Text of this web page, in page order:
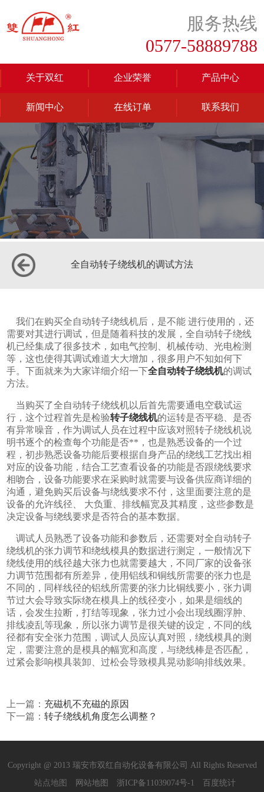
服务热线
0577-58889788
关于双红 企业荣誉 产品中心
新闻中心 在线订单 联系我们
全自动转子绕线机的调试方法
我们在购买全自动转子绕线机后，是不能 进行使用的，还
需要对其进行调试，但是随着科技的发展，全自动转子绕线
机已经集成了很多技术，如电气控制、机械传动、光电检测
等，这也使得其调试难道大大增加，很多用户不知如何下
手。下面就来为大家详细介绍一下全自动转子绕线机的调试
方法。
当购买了全自动转子绕线机以后首先需要通电空载试运
行，这个过程首先是检验转子绕线机的运转是否平稳、是否
有异常噪音，作为调试人员在过程中应该对照转子绕线机说
明书逐个的检查每个功能是否**，也是熟悉设备的一个过
程，初步熟悉设备功能后要根据自身产品的绕线工艺找出相
对应的设备功能，结合工艺查看设备的功能是否跟绕线要求
相吻合，设备功能要求在采购时就需要与设备供应商详细的
沟通，避免购买后设备与绕线要求不付，这里面要注意的是
设备的允许线径、 大负重、排线幅宽及其精度，这些参数是
决定设备与绕线要求是否符合的基本数据。
调试人员熟悉了设备功能和参数后，还需要对全自动转子
绕线机的张力调节和绕线模具的数据进行测定，一般情况下
绕线使用的线径越大张力也就需要越大，不同厂家的设备张
力调节范围都有所差异，使用铝线和铜线所需要的张力也是
不同的，同样线径的铝线所需要的张力比铜线要小，张力调
节过大会导致实际绕在模具上的线径变小，如果是细线的
话，会发生拉断，打结等现象，张力过小会出现线圈浮肿、
排线凌乱等现象，所以张力调节是很关键的设定，不同的线
径都有安全张力范围，调试人员应认真对照，绕线模具的测
定，需要注意的是模具的幅宽和高度，与绕线棒是否匹配，
过紧会影响模具装卸、过松会导致模具晃动影响排线效果。
上一篇： 充磁机不充磁的原因
下一篇：转子绕线机角度怎么调整？
Copyright @ 2013 瑞安市双红自动化设备有限公司 All Rights Reserved
站点地图
网站地图 浙ICP备11039074号-1 百度统计